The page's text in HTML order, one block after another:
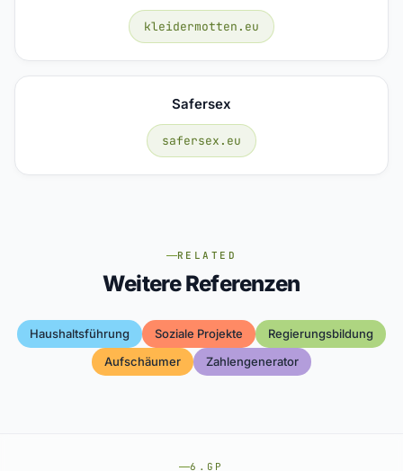
kleidermotten.eu
Safersex
safersex.eu
RELATED
Weitere Referenzen
Haushaltsführung Soziale Projekte
Regierungsbildung
Aufschäumer
Zahlengenerator
6.GP